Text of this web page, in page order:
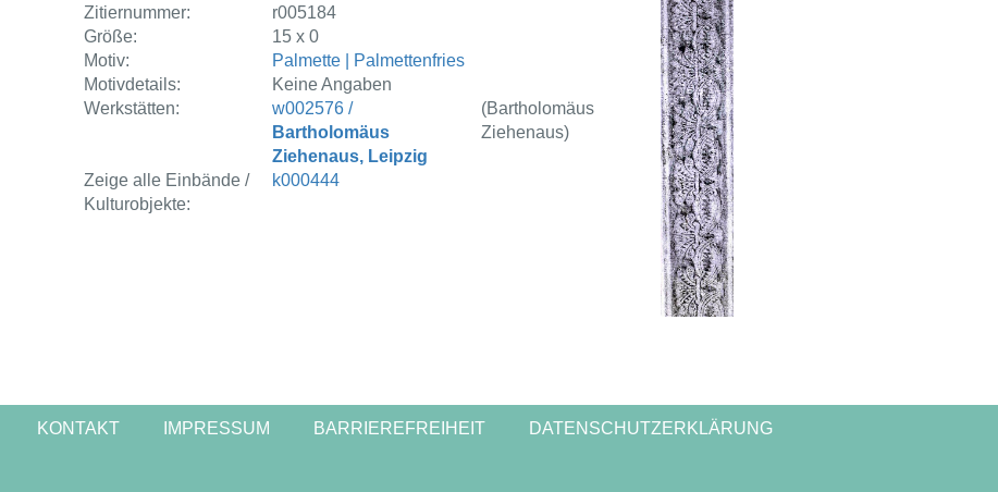
Zitiernummer:
r005184
Größe:
15 x 0
Motiv:
Palmette | Palmettenfries
Motivdetails:
Keine Angaben
Werkstätten:
w002576 /
Bartholomäus
Ziehenaus, Leipzig
(Bartholomäus
Ziehenaus)
Zeige alle Einbände /
Kulturobjekte:
k000444
KONTAKT IMPRESSUM BARRIEREFREIHEIT DATENSCHUTZERKLÄRUNG